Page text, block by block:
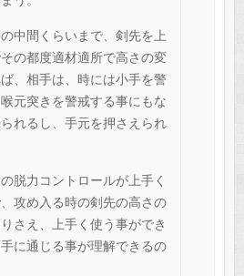
中間くらいまで、剣先を上
の都度適材適所で高さの変
、相手は、時には小手を警
元突きを警戒する事にもな
れるし、手元を押さえられ
脱力コントロールが上手く
攻め入る時の剣先の高さの
さえ、上手く使う事ができ
に通じる事が理解できるの